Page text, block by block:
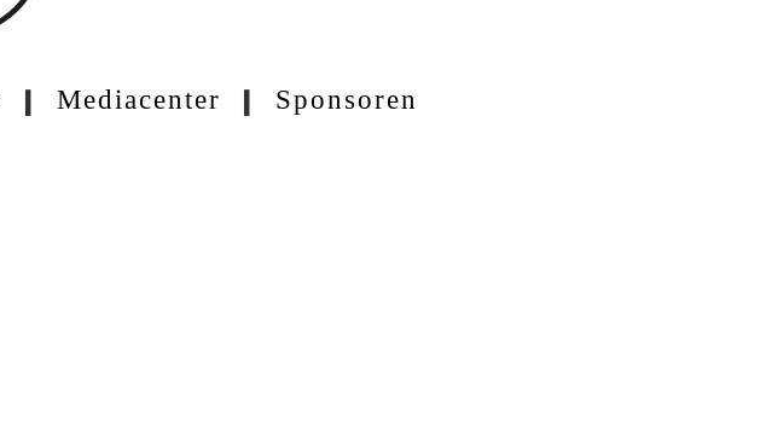
Mediacenter Sponsoren